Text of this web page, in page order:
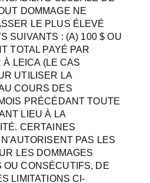
DOMMAGE NE
LE PLUS ÉLEVÉ
SUIVANTS : (A) 100 $ OU
TOTAL PAYÉ PAR
À LEICA (LE CAS
UTILISER LA
COURS DES
PRÉCÉDANT TOUTE
LIEU À LA
CERTAINES
PAS LES
LES DOMMAGES
OU CONSÉCUTIFS, DE
LIMITATIONS CI-